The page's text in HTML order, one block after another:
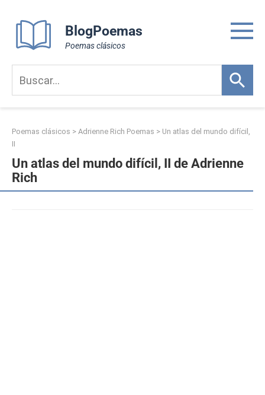
content
BlogPoemas
Poemas clásicos
Poemas clásicos > Adrienne Rich Poemas > Un atlas del mundo difícil,
II
Un atlas del mundo difícil, II de Adrienne
Rich